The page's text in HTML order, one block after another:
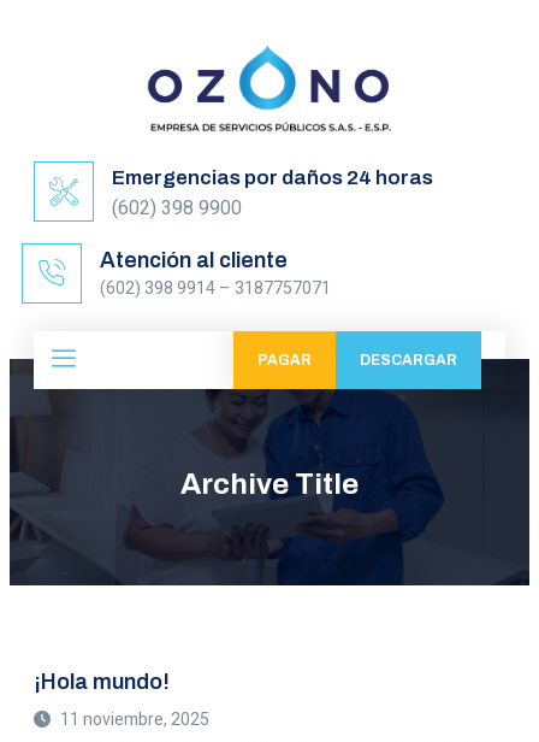
Emergencias por daños 24 horas
(602) 398 9900
Atención al cliente
(602) 398 9914 – 3187757071
PAGAR DESCARGAR
Archive Title
¡Hola mundo!
11 noviembre, 2025